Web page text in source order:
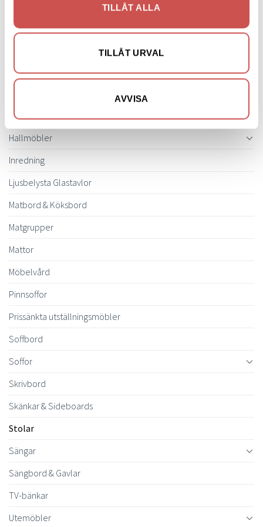
TILLÅT ALLA
TILLÅT URVAL
AVVISA
Bokhyllor
Bäddsoffor
Fåtöljer
Hallmöbler
Inredning
Ljusbelysta Glastavlor
Matbord & Köksbord
Matgrupper
Mattor
Möbelvård
Pinnsoffor
Prissänkta utställningsmöbler
Soffbord
Soffor
Skrivbord
Skänkar & Sideboards
Stolar
Sängar
Sängbord & Gavlar
TV-bänkar
Utemöbler